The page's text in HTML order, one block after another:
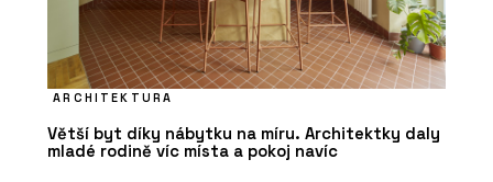
ARCHITEKTURA
Větší byt díky nábytku na míru. Architektky daly
mladé rodině víc místa a pokoj navíc